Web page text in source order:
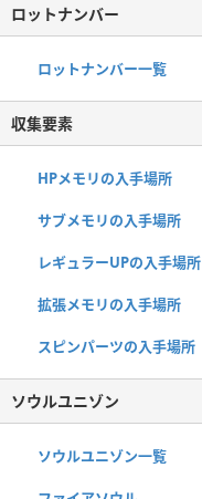
ロットナンバー
ロットナンバー一覧
収集要素
HPメモリの入手場所
サブメモリの入手場所
レギュラーUPの入手場所
拡張メモリの入手場所
スピンパーツの入手場所
ソウルユニゾン
ソウルユニゾン一覧